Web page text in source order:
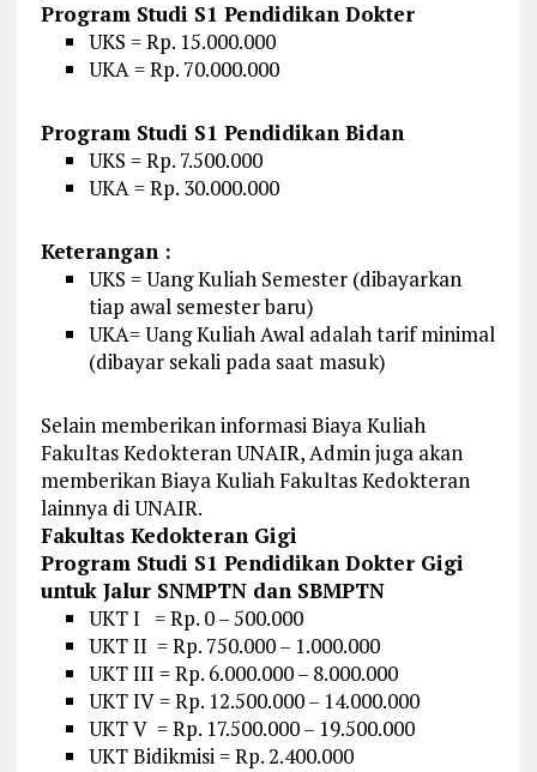
Program Studi S1 Pendidikan Dokter
UKS = Rp. 15.000.000
UKA = Rp. 70.000.000
Program Studi S1 Pendidikan Bidan
UKS = Rp. 7.500.000
UKA = Rp. 30.000.000
Keterangan :
UKS = Uang Kuliah Semester (dibayarkan
tiap awal semester baru)
UKA= Uang Kuliah Awal adalah tarif minimal
(dibayar sekali pada saat masuk)
Selain memberikan informasi Biaya Kuliah
Fakultas Kedokteran UNAIR, Admin juga akan
memberikan Biaya Kuliah Fakultas Kedokteran
lainnya di UNAIR.
Fakultas Kedokteran Gigi
Program Studi S1 Pendidikan Dokter Gigi
untuk Jalur SNMPTN dan SBMPTN
UKT I = Rp. 0 – 500.000
UKT II = Rp. 750.000 – 1.000.000
UKT III = Rp. 6.000.000 – 8.000.000
UKT IV = Rp. 12.500.000 – 14.000.000
UKT V = Rp. 17.500.000 – 19.500.000
UKT Bidikmisi = Rp. 2.400.000